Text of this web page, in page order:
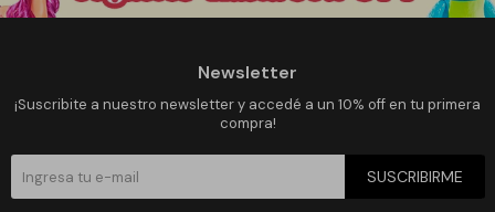
Newsletter
¡Suscribite a nuestro newsletter y accedé a un 10% off en tu primera
compra!
SUSCRIBIRME